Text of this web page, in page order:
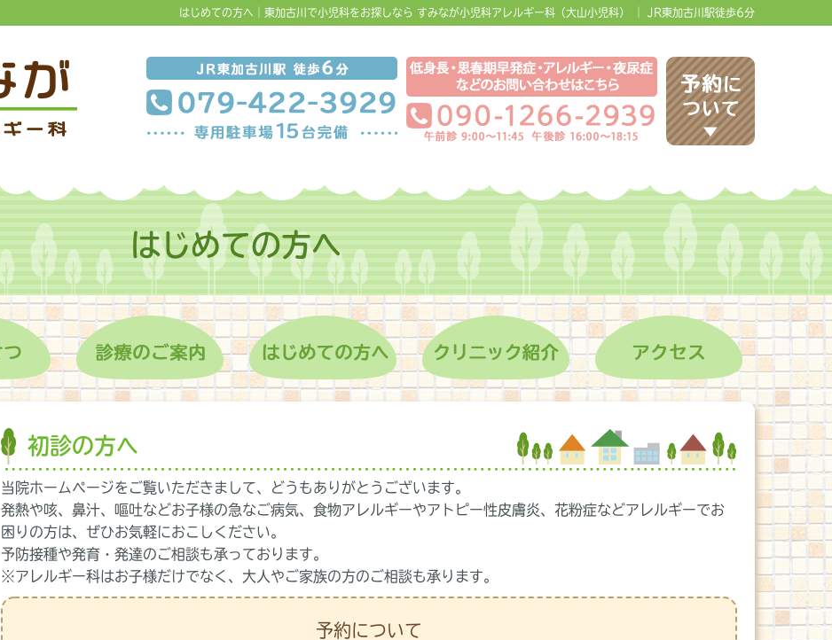
はじめての方へ｜東加古川で小児科をお探しなら すみなが小児科アレルギー科（大山小児科） ｜ JR東加古川駅徒歩6分
はじめての方へ
初診の方へ
当院ホームページをご覧いただきまして、どうもありがとうございます。
発熱や咳、鼻汁、嘔吐などお子様の急なご病気、食物アレルギーやアトピー性皮膚炎、花粉症などアレルギーでお
困りの方は、ぜひお気軽におこしください。
予防接種や発育・発達のご相談も承っております。
※アレルギー科はお子様だけでなく、大人やご家族の方のご相談も承ります。
予約について